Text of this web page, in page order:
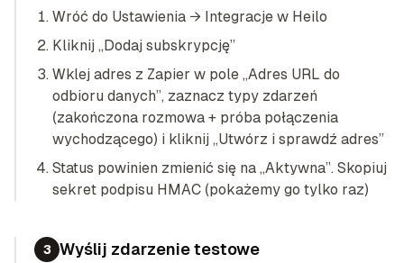
Wróć do Ustawienia → Integracje w Heilo
Kliknij „Dodaj subskrypcję”
Wklej adres z Zapier w pole „Adres URL do
odbioru danych”, zaznacz typy zdarzeń
(zakończona rozmowa + próba połączenia
wychodzącego) i kliknij „Utwórz i sprawdź adres”
Status powinien zmienić się na „Aktywna”. Skopiuj
sekret podpisu HMAC (pokażemy go tylko raz)
3 Wyślij zdarzenie testowe